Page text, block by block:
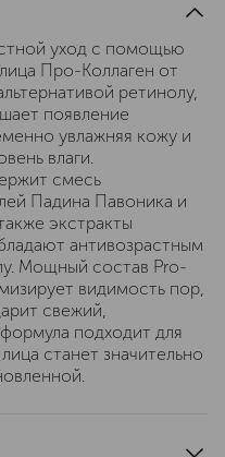
уход с помощью
Про-Коллаген от
ретинолу,
появление
увлажняя кожу и
влаги.
смесь
Падина Павоника и
экстракты
антивозрастным
Мощный состав Pro-
видимость пор,
свежий,
подходит для
станет значительно